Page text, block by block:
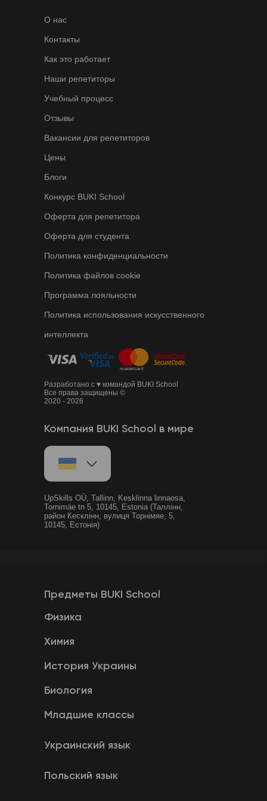
О нас
Контакты
Как это работает
Наши репетиторы
Учебный процесс
Отзывы
Вакансии для репетиторов
Цены
Блоги
Конкурс BUKI School
Оферта для репетитора
Оферта для студента
Политика конфиденциальности
Политика файлов cookie
Программа лояльности
Политика использования искусственного
интеллекта
Разработано с ♥ командой BUKI School
Все права защищены ©
2020 - 2026
Компания BUKI School в мире
UpSkills OÜ, Tallinn, Kesklinna linnaosa,
Tornimäe tn 5, 10145, Estonia (Таллінн,
район Кесклінн, вулиця Торнімяе, 5,
10145, Естонія)
Предметы BUKI School
Физика
Химия
История Украины
Биология
Младшие классы
Украинский язык
Польский язык